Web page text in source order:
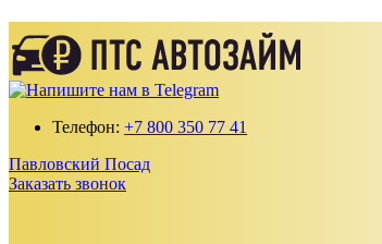
Телефон: +7 800 350 77 41
Павловский Посад
Заказать звонок
Займ под ПТС кредитного
Получите займ по ставке от 2% в
100% одобрение даже с плохой
Выдаем от 30 000 до 15 000 000 ₽
Без подтверждения дохода,
Автомобиль остается у вас